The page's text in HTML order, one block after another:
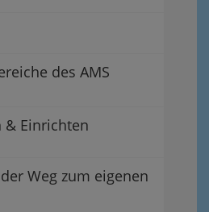
des AMS
& Einrichten
Weg zum eigenen